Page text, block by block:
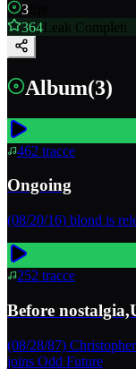
3
364Leak Completi
Album(3)
462 tracce
Ongoing
(08/20/16) blond is
252 tracce
Before
(08/28/87)
joins Odd Future